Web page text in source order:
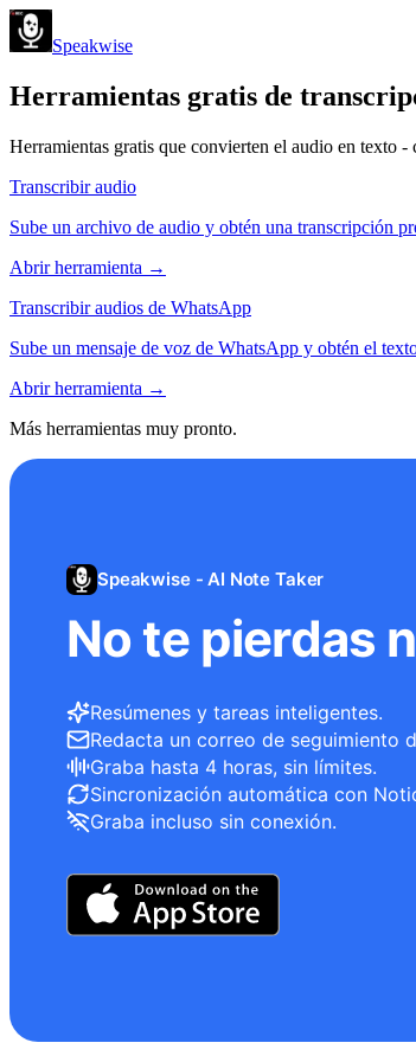
Speakwise
Herramientas gratis de
Herramientas gratis que convierten el audio en texto
Transcribir audio
Sube un archivo de audio y obtén una transcripción
Abrir herramienta →
Transcribir audios de WhatsApp
Sube un mensaje de voz de WhatsApp y obtén el
Abrir herramienta →
Más herramientas muy pronto.
Speakwise - AI Note Taker
No te pierdas
Resúmenes y tareas inteligentes.
Redacta un correo de seguimiento
Graba hasta 4 horas, sin límites.
Sincronización automática con
Graba incluso sin conexión.